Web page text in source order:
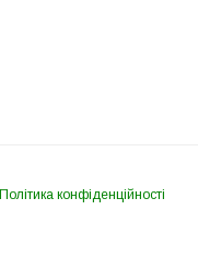
Політика конфіденційності